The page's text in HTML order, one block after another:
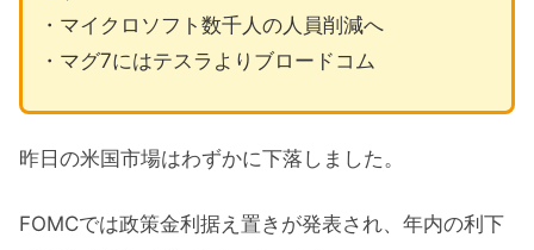
・マイクロソフト数千人の人員削減へ
・マグ7にはテスラよりブロードコム
昨日の米国市場はわずかに下落しました。
FOMCでは政策金利据え置きが発表され、年内の利下